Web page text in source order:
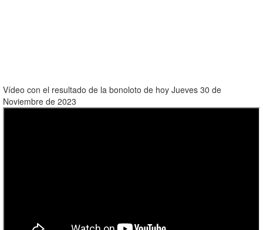
Vídeo con el resultado de la bonoloto de hoy Jueves 30 de
Noviembre de 2023